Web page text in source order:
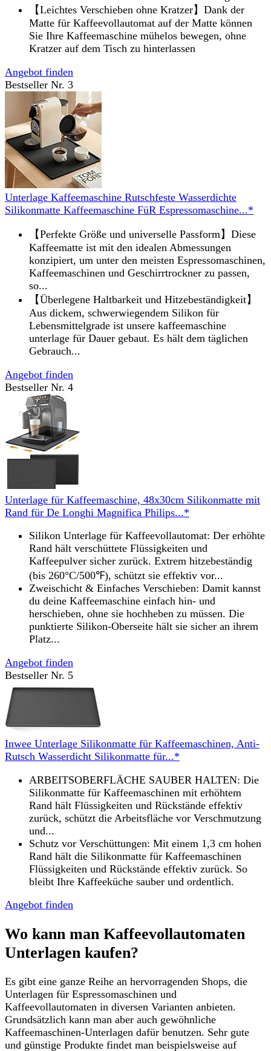
【Leichtes Verschieben ohne Kratzer】Dank der
Matte für Kaffeevollautomat auf der Matte können
Sie Ihre Kaffeemaschine mühelos bewegen, ohne
Kratzer auf dem Tisch zu hinterlassen
Angebot finden
Bestseller Nr. 3
Unterlage Kaffeemaschine Rutschfeste Wasserdichte
Silikonmatte Kaffeemaschine FüR Espressomaschine...*
【Perfekte Größe und universelle Passform】Diese
Kaffeematte ist mit den idealen Abmessungen
konzipiert, um unter den meisten Espressomaschinen,
Kaffeemaschinen und Geschirrtrockner zu passen,
so...
【Überlegene Haltbarkeit und Hitzebeständigkeit】
Aus dickem, schwerwiegendem Silikon für
Lebensmittelgrade ist unsere kaffeemaschine
unterlage für Dauer gebaut. Es hält dem täglichen
Gebrauch...
Angebot finden
Bestseller Nr. 4
Unterlage für Kaffeemaschine, 48x30cm Silikonmatte mit
Rand für De Longhi Magnifica Philips...*
Silikon Unterlage für Kaffeevollautomat: Der erhöhte
Rand hält verschüttete Flüssigkeiten und
Kaffeepulver sicher zurück. Extrem hitzebeständig
(bis 260°C/500℉), schützt sie effektiv vor...
Zweischicht & Einfaches Verschieben: Damit kannst
du deine Kaffeemaschine einfach hin- und
herschieben, ohne sie hochheben zu müssen. Die
punktierte Silikon-Oberseite hält sie sicher an ihrem
Platz...
Angebot finden
Bestseller Nr. 5
Inwee Unterlage Silikonmatte für Kaffeemaschinen, Anti-
Rutsch Wasserdicht Silikonmatte für...*
ARBEITSOBERFLÄCHE SAUBER HALTEN: Die
Silikonmatte für Kaffeemaschinen mit erhöhtem
Rand hält Flüssigkeiten und Rückstände effektiv
zurück, schützt die Arbeitsfläche vor Verschmutzung
und...
Schutz vor Verschüttungen: Mit einem 1,3 cm hohen
Rand hält die Silikonmatte für Kaffeemaschinen
Flüssigkeiten und Rückstände effektiv zurück. So
bleibt Ihre Kaffeeküche sauber und ordentlich.
Angebot finden
Wo kann man Kaffeevollautomaten
Unterlagen kaufen?
Es gibt eine ganze Reihe an hervorragenden Shops, die
Unterlagen für Espressomaschinen und
Kaffeevollautomaten in diversen Varianten anbieten.
Grundsätzlich kann man aber auch gewöhnliche
Kaffeemaschinen-Unterlagen dafür benutzen. Sehr gute
und günstige Produkte findet man beispielsweise auf